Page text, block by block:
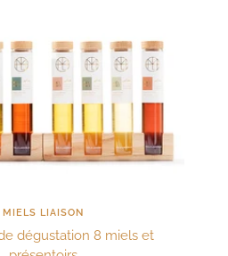
MIELS LIAISON
dégustation 8 miels et